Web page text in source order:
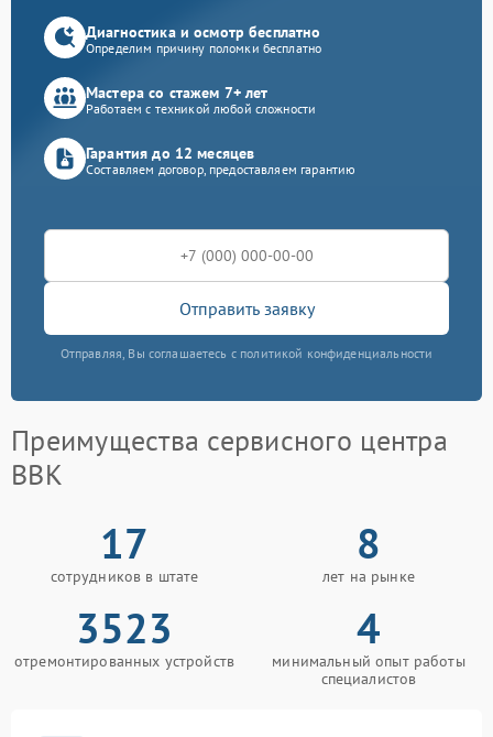
Диагностика и осмотр бесплатно
Определим причину поломки бесплатно
Мастера со стажем 7+ лет
Работаем с техникой любой сложности
Гарантия до 12 месяцев
Составляем договор, предоставляем гарантию
Отправить заявку
Отправляя, Вы соглашаетесь с политикой конфиденциальности
Преимущества сервисного центра
BBK
17
сотрудников в штате
8
лет на рынке
3523
отремонтированных устройств
4
минимальный опыт работы
специалистов